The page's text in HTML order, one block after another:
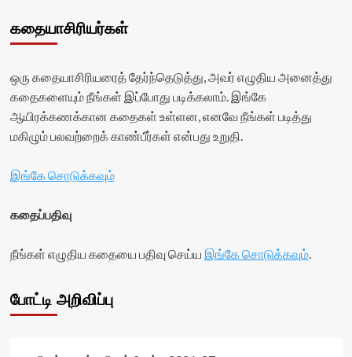
கதையாசிரியர்கள்
ஒரு கதையாசிரியரைத் தேர்ந்தெடுத்து, அவர் எழுதிய அனைத்து
கதைகளையும் நீங்கள் இப்போது படிக்கலாம். இங்கே
ஆயிரக்கணக்கான கதைகள் உள்ளன, எனவே நீங்கள் படித்து
மகிழும் பலவற்றைக் காண்பீர்கள் என்பது உறுதி.
இங்கே சொடுக்கவும்
கதைப்பதிவு
நீங்கள் எழுதிய கதையை பதிவு செய்ய இங்கே சொடுக்கவும்.
போட்டி அறிவிப்பு